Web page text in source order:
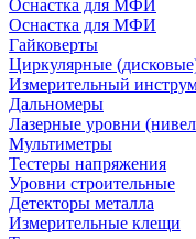
Оснастка для МФИ
Оснастка для МФИ
Гайковерты
Циркулярные
Измерительный
Дальномеры
Лазерные уровни
Мультиметры
Тестеры напряжения
Уровни строительные
Детекторы металла
Измерительные клещи